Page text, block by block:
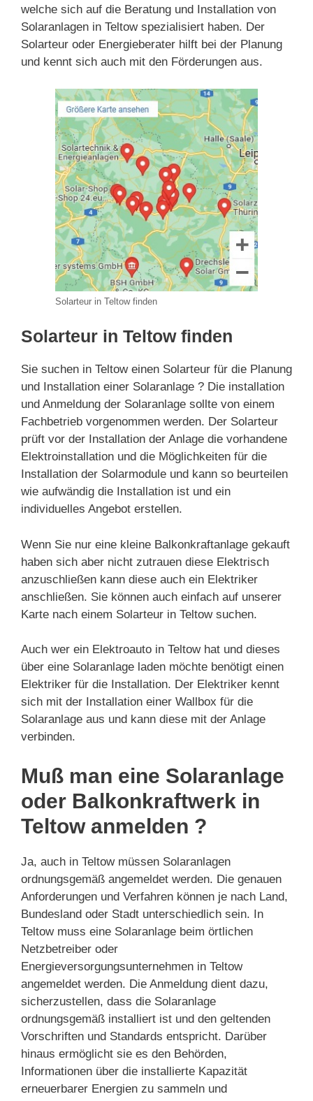
welche sich auf die Beratung und Installation von
Solaranlagen in Teltow spezialisiert haben. Der
Solarteur oder Energieberater hilft bei der Planung
und kennt sich auch mit den Förderungen aus.
Solarteur in Teltow finden
Solarteur in Teltow finden
Sie suchen in Teltow einen Solarteur für die Planung
und Installation einer Solaranlage ? Die installation
und Anmeldung der Solaranlage sollte von einem
Fachbetrieb vorgenommen werden. Der Solarteur
prüft vor der Installation der Anlage die vorhandene
Elektroinstallation und die Möglichkeiten für die
Installation der Solarmodule und kann so beurteilen
wie aufwändig die Installation ist und ein
individuelles Angebot erstellen.
Wenn Sie nur eine kleine Balkonkraftanlage gekauft
haben sich aber nicht zutrauen diese Elektrisch
anzuschließen kann diese auch ein Elektriker
anschließen. Sie können auch einfach auf unserer
Karte nach einem Solarteur in Teltow suchen.
Auch wer ein Elektroauto in Teltow hat und dieses
über eine Solaranlage laden möchte benötigt einen
Elektriker für die Installation. Der Elektriker kennt
sich mit der Installation einer Wallbox für die
Solaranlage aus und kann diese mit der Anlage
verbinden.
Muß man eine Solaranlage
oder Balkonkraftwerk in
Teltow anmelden ?
Ja, auch in Teltow müssen Solaranlagen
ordnungsgemäß angemeldet werden. Die genauen
Anforderungen und Verfahren können je nach Land,
Bundesland oder Stadt unterschiedlich sein. In
Teltow muss eine Solaranlage beim örtlichen
Netzbetreiber oder
Energieversorgungsunternehmen in Teltow
angemeldet werden. Die Anmeldung dient dazu,
sicherzustellen, dass die Solaranlage
ordnungsgemäß installiert ist und den geltenden
Vorschriften und Standards entspricht. Darüber
hinaus ermöglicht sie es den Behörden,
Informationen über die installierte Kapazität
erneuerbarer Energien zu sammeln und